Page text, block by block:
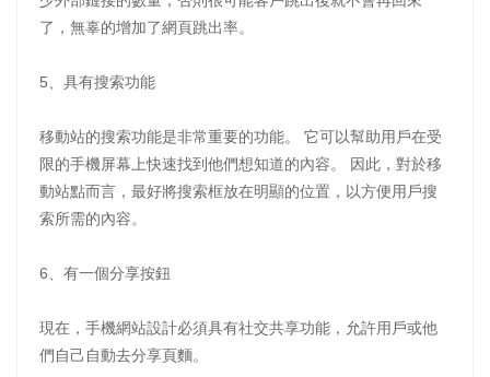
了，無辜的增加了網頁跳出率。
5、具有搜索功能
移動站的搜索功能是非常重要的功能。 它可以幫助用戶在受
限的手機屏幕上快速找到他們想知道的內容。 因此，對於移
動站點而言，最好將搜索框放在明顯的位置，以方便用戶搜
索所需的內容。
6、有一個分享按鈕
現在，手機網站設計必須具有社交共享功能，允許用戶或他
們自己自動去分享頁麵。